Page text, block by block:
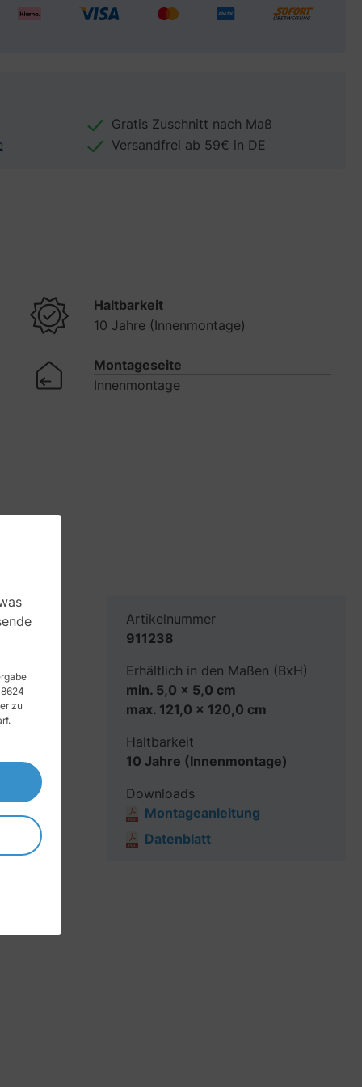
Gratis Zuschnitt nach Maß
Versandfrei ab 59€ in DE
Haltbarkeit
10 Jahre (Innenmontage)
Montageseite
Innenmontage
Artikelnummer
911238
Erhältlich in den Maßen (BxH)
min. 5,0 x 5,0 cm
max. 121,0 x 120,0 cm
Haltbarkeit
10 Jahre (Innenmontage)
Downloads
Montageanleitung
Datenblatt
zu